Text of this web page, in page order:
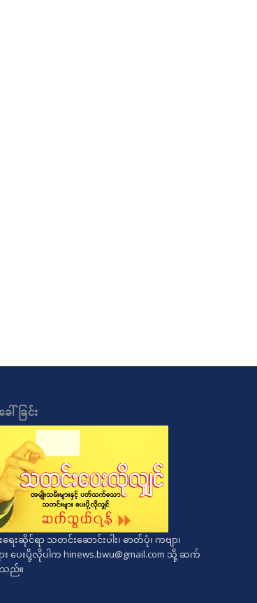
ါ်ခြင်း
ေးဆိုင်ရာ သတင်းဆောင်းပါး၊ ဓာတ်ပုံ၊ ကဗျာ၊
း ပေးပို့လိုပါက hinews.bwu@gmail.com သို့ ဆက်
ည်။